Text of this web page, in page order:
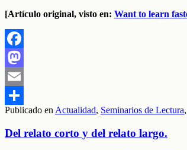
[Artículo original, visto en: Want to learn
Facebook
Mastodon
Email
Compartir
Publicado en Actualidad, Seminarios de Lectura,
Del relato corto y del relato largo.